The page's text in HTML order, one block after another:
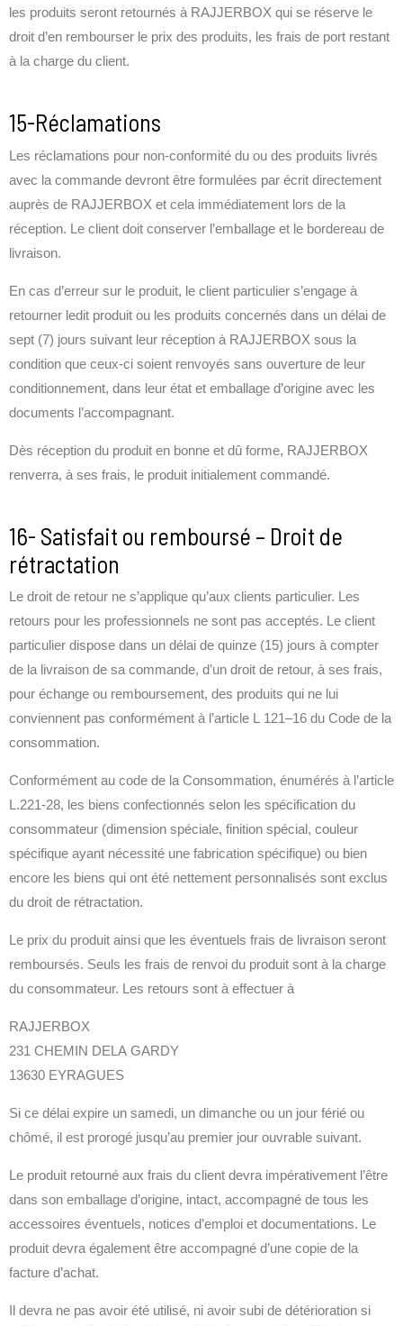
les produits seront retournés à RAJJERBOX qui se réserve le
droit d’en rembourser le prix des produits, les frais de port restant
à la charge du client.
15-Réclamations
Les réclamations pour non-conformité du ou des produits livrés
avec la commande devront être formulées par écrit directement
auprès de RAJJERBOX et cela immédiatement lors de la
réception. Le client doit conserver l’emballage et le bordereau de
livraison.
En cas d’erreur sur le produit, le client particulier s’engage à
retourner ledit produit ou les produits concernés dans un délai de
sept (7) jours suivant leur réception à RAJJERBOX sous la
condition que ceux-ci soient renvoyés sans ouverture de leur
conditionnement, dans leur état et emballage d’origine avec les
documents l’accompagnant.
Dès réception du produit en bonne et dû forme, RAJJERBOX
renverra, à ses frais, le produit initialement commandé.
16- Satisfait ou remboursé – Droit de
rétractation
Le droit de retour ne s’applique qu’aux clients particulier. Les
retours pour les professionnels ne sont pas acceptés. Le client
particulier dispose dans un délai de quinze (15) jours à compter
de la livraison de sa commande, d’un droit de retour, à ses frais,
pour échange ou remboursement, des produits qui ne lui
conviennent pas conformément à l’article L 121–16 du Code de la
consommation.
Conformément au code de la Consommation, énumérés à l’article
L.221-28, les biens confectionnés selon les spécification du
consommateur (dimension spéciale, finition spécial, couleur
spécifique ayant nécessité une fabrication spécifique) ou bien
encore les biens qui ont été nettement personnalisés sont exclus
du droit de rétractation.
Le prix du produit ainsi que les éventuels frais de livraison seront
remboursés. Seuls les frais de renvoi du produit sont à la charge
du consommateur. Les retours sont à effectuer à
RAJJERBOX
231 CHEMIN DELA GARDY
13630 EYRAGUES
Si ce délai expire un samedi, un dimanche ou un jour férié ou
chômé, il est prorogé jusqu’au premier jour ouvrable suivant.
Le produit retourné aux frais du client devra impérativement l’être
dans son emballage d’origine, intact, accompagné de tous les
accessoires éventuels, notices d’emploi et documentations. Le
produit devra également être accompagné d’une copie de la
facture d’achat.
Il devra ne pas avoir été utilisé, ni avoir subi de détérioration si